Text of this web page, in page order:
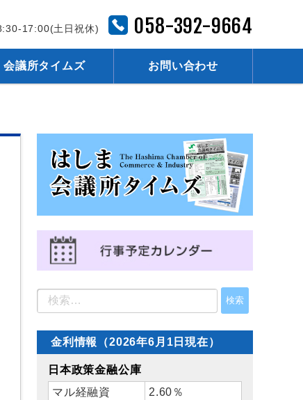
17:00(土日祝休) 058-392-9664
会議所タイムズ お問い合わせ
金利情報（2026年6月1日現在）
日本政策金融公庫
マル経融資
2.60％